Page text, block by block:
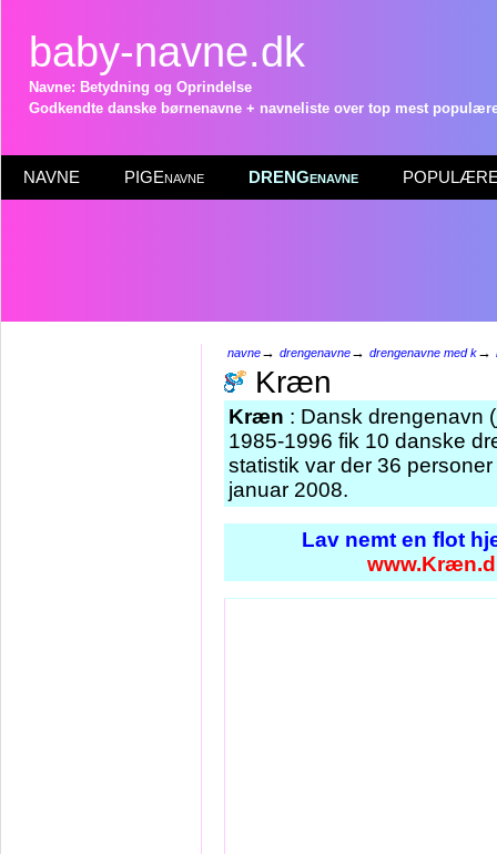
baby-navne.dk
Navne: Betydning og Oprindelse
Godkendte danske børnenavne + navneliste over top mest
NAVNE PIGEnavne DRENGenavne POPULÆRE
navne→ drengenavne→ drengenavne med k→
Kræn
Kræn : Dansk drengenavn
1985-1996 fik 10 danske
statistik var der 36
januar 2008.
Lav nemt en flot